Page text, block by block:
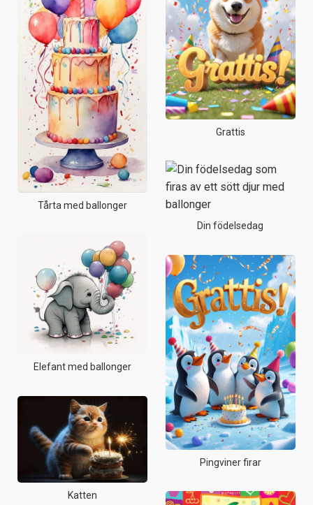
Tårta med ballonger
Elefant med ballonger
Katten
Grattis
Din födelsedag
Pingviner firar